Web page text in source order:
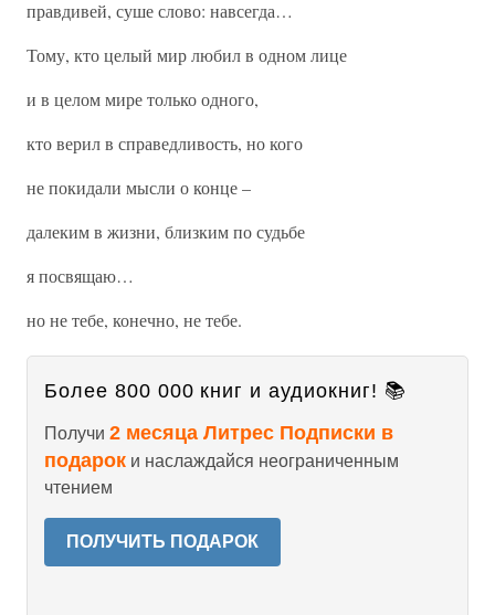
правдивей, суше слово: навсегда…
Тому, кто целый мир любил в одном лице
и в целом мире только одного,
кто верил в справедливость, но кого
не покидали мысли о конце –
далеким в жизни, близким по судьбе
я посвящаю…
но не тебе, конечно, не тебе.
Более 800 000 книг и аудиокниг! 📚
Получи 2 месяца Литрес Подписки в
подарок и наслаждайся неограниченным
чтением
ПОЛУЧИТЬ ПОДАРОК